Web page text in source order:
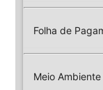
Folha de
Meio